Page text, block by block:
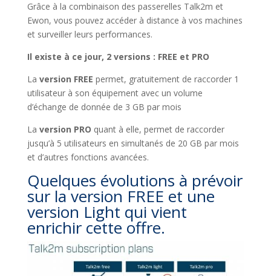
Grâce à la combinaison des passerelles Talk2m et
Ewon, vous pouvez accéder à distance à vos machines
et surveiller leurs performances.
Il existe à ce jour, 2 versions : FREE et PRO
La version FREE permet, gratuitement de raccorder 1
utilisateur à son équipement avec un volume
d’échange de donnée de 3 GB par mois
La version PRO quant à elle, permet de raccorder
jusqu’à 5 utilisateurs en simultanés de 20 GB par mois
et d’autres fonctions avancées.
Quelques évolutions à prévoir
sur la version FREE et une
version Light qui vient
enrichir cette offre.